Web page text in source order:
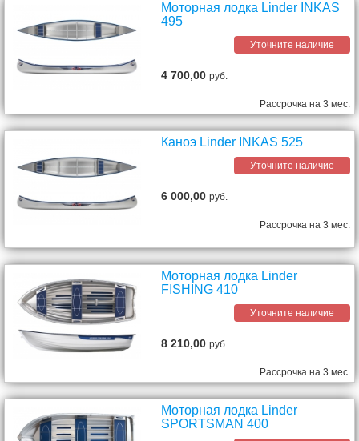
Моторная лодка Linder INKAS
495
Уточните наличие
4 700,00руб.
Рассрочка на 3 мес.
Каноэ Linder INKAS 525
Уточните наличие
6 000,00руб.
Рассрочка на 3 мес.
Моторная лодка Linder
FISHING 410
Уточните наличие
8 210,00руб.
Рассрочка на 3 мес.
Моторная лодка Linder
SPORTSMAN 400